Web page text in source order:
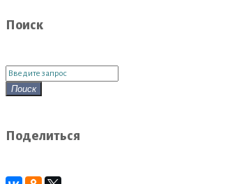
Поиск
Поиск
для:
Поиск
Поделиться